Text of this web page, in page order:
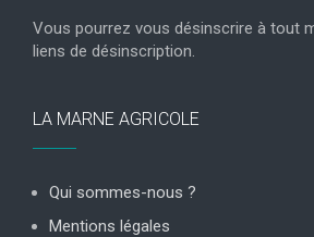
Vous pourrez vous désinscrire à tout
liens de désinscription.
LA MARNE AGRICOLE
Qui sommes-nous ?
Mentions légales